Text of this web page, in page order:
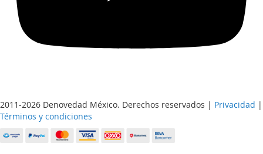
2011-2026 Denovedad México. Derechos reservados | Privacidad |
Términos y condiciones